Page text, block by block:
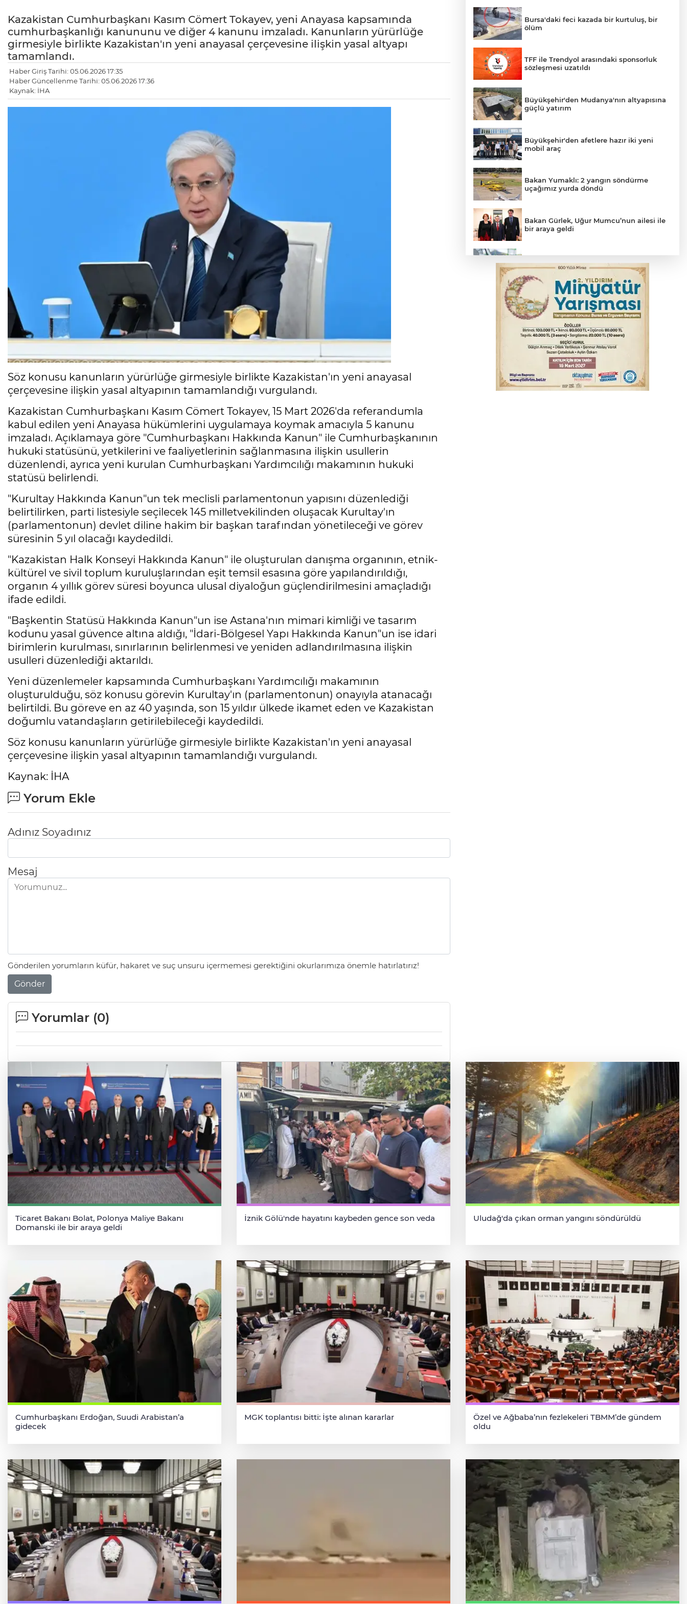
Kazakistan Cumhurbaşkanı Kasım Cömert Tokayev, yeni Anayasa kapsamında
cumhurbaşkanlığı kanununu ve diğer 4 kanunu imzaladı. Kanunların yürürlüğe
girmesiyle birlikte Kazakistan'ın yeni anayasal çerçevesine ilişkin yasal altyapı
tamamlandı.
Haber Giriş Tarihi: 05.06.2026 17:35
Haber Güncellenme Tarihi: 05.06.2026 17:36
Kaynak: İHA
Söz konusu kanunların yürürlüğe girmesiyle birlikte Kazakistan'ın yeni anayasal
çerçevesine ilişkin yasal altyapının tamamlandığı vurgulandı.
Kazakistan Cumhurbaşkanı Kasım Cömert Tokayev, 15 Mart 2026'da referandumla
kabul edilen yeni Anayasa hükümlerini uygulamaya koymak amacıyla 5 kanunu
imzaladı. Açıklamaya göre "Cumhurbaşkanı Hakkında Kanun" ile Cumhurbaşkanının
hukuki statüsünü, yetkilerini ve faaliyetlerinin sağlanmasına ilişkin usullerin
düzenlendi, ayrıca yeni kurulan Cumhurbaşkanı Yardımcılığı makamının hukuki
statüsü belirlendi.
"Kurultay Hakkında Kanun"un tek meclisli parlamentonun yapısını düzenlediği
belirtilirken, parti listesiyle seçilecek 145 milletvekilinden oluşacak Kurultay'ın
(parlamentonun) devlet diline hakim bir başkan tarafından yönetileceği ve görev
süresinin 5 yıl olacağı kaydedildi.
"Kazakistan Halk Konseyi Hakkında Kanun" ile oluşturulan danışma organının, etnik-
kültürel ve sivil toplum kuruluşlarından eşit temsil esasına göre yapılandırıldığı,
organın 4 yıllık görev süresi boyunca ulusal diyaloğun güçlendirilmesini amaçladığı
ifade edildi.
"Başkentin Statüsü Hakkında Kanun"un ise Astana'nın mimari kimliği ve tasarım
kodunu yasal güvence altına aldığı, "İdari-Bölgesel Yapı Hakkında Kanun"un ise idari
birimlerin kurulması, sınırlarının belirlenmesi ve yeniden adlandırılmasına ilişkin
usulleri düzenlediği aktarıldı.
Yeni düzenlemeler kapsamında Cumhurbaşkanı Yardımcılığı makamının
oluşturulduğu, söz konusu görevin Kurultay'ın (parlamentonun) onayıyla atanacağı
belirtildi. Bu göreve en az 40 yaşında, son 15 yıldır ülkede ikamet eden ve Kazakistan
doğumlu vatandaşların getirilebileceği kaydedildi.
Söz konusu kanunların yürürlüğe girmesiyle birlikte Kazakistan'ın yeni anayasal
çerçevesine ilişkin yasal altyapının tamamlandığı vurgulandı.
Kaynak: İHA
Yorum Ekle
Adınız Soyadınız
Mesaj
Gönderilen yorumların küfür, hakaret ve suç unsuru içermemesi gerektiğini okurlarımıza önemle hatırlatırız!
Gönder
Yorumlar (0)
Bursa'daki feci kazada bir kurtuluş, bir
ölüm
TFF ile Trendyol arasındaki sponsorluk
sözleşmesi uzatıldı
Büyükşehir'den Mudanya'nın altyapısına
güçlü yatırım
Büyükşehir'den afetlere hazır iki yeni
mobil araç
Bakan Yumaklı: 2 yangın söndürme
uçağımız yurda döndü
Bakan Gürlek, Uğur Mumcu’nun ailesi ile
bir araya geldi
yansıyacak mı?
YENİ Parti Genel Başkanı Özel'den
Çerçeve Yasa yorumu
Serbest piyasada döviz fiyatları
Serbest piyasada altın fiyatları...
Ticaret Bakanı Bolat, Polonya Maliye Bakanı
Domanski ile bir araya geldi
İznik Gölü'nde hayatını kaybeden gence son veda Uludağ'da çıkan orman yangını söndürüldü
Cumhurbaşkanı Erdoğan, Suudi Arabistan’a
gidecek
MGK toplantısı bitti: İşte alınan kararlar
Özel ve Ağbaba’nın fezlekeleri TBMM’de gündem
oldu